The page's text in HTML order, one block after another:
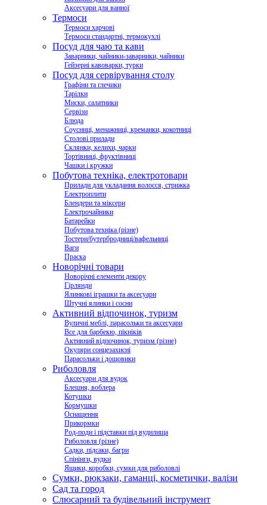
Аксесуари для ванної
Термоси
Термоси харчові
Термоси стандартні, термокухлі
Посуд для чаю та кави
Заварники, чайники-заварники, чайники
Гейзерні кавоварки, турки
Посуд для сервірування столу
Графіни та глечики
Тарілки
Миски, салатники
Сервізи
Блюда
Соусниці, менажниці, креманки, кокотниці
Столові прилади
Склянки, келихи, чарки
Тортівниці, фруктівниці
Чашки і кружки
Побутова техніка, електротовари
Прилади для укладання волосся, стрижка
Електроплити
Блендери та міксери
Електрочайники
Батарейки
Побутова техніка (різне)
Тостери/бутербродниці/вафельниці
Ваги
Праска
Новорічні товари
Новорічні елементи декору
Гірлянди
Ялинкові іграшки та аксесуари
Штучні ялинки і сосни
Активний відпочинок, туризм
Вуличні меблі, парасольки та аксесуари
Все для барбекю, пікніків
Активний відпочинок, туризм (різне)
Окуляри сонцезахисні
Парасольки і дощовики
Риболовля
Аксесуари для вудок
Блешня, воблера
Котушки
Кормушки
Оснащення
Прикормки
Род-поди і підставки під вудилища
Риболовля (різне)
Садки, підсаки, багри
Спінінги, вудки
Ящики, коробки, сумки для риболовлі
Сумки, рюкзаки, гаманці, косметички, валізи
Сад та город
Слюсарний та будівельний інструмент